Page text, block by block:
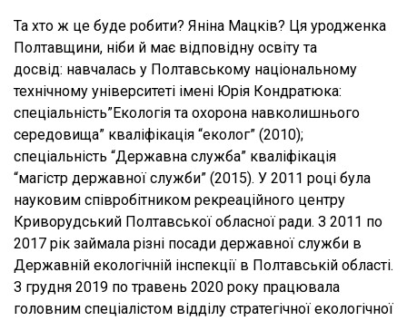
Та хто ж це буде робити? Яніна Мацків? Ця уродженка
Полтавщини, ніби й має відповідну освіту та
досвід: навчалась у Полтавському національному
технічному університеті імені Юрія Кондратюка:
спеціальність”Екологія та охорона навколишнього
середовища” кваліфікація “еколог” (2010);
спеціальність “Державна служба” кваліфікація
“магістр державної служби” (2015). У 2011 році була
науковим співробітником рекреаційного центру
Криворудський Полтавської обласної ради. З 2011 по
2017 рік займала різні посади державної служби в
Державній екологічній інспекції в Полтавській області.
З грудня 2019 по травень 2020 року працювала
головним спеціалістом відділу стратегічної екологічної